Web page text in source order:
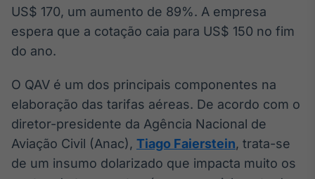
Componentes
funcionalidades
Broadcast
Wallboard
dados para
displays e telas
US$ 170, um aumento de 89%. A empresa
espera que a cotação caia para US$ 150 no fim
do ano.
O QAV é um dos principais componentes na
elaboração das tarifas aéreas. De acordo com o
diretor-presidente da Agência Nacional de
Aviação Civil (Anac), Tiago Faierstein, trata-se
de um insumo dolarizado que impacta muito os